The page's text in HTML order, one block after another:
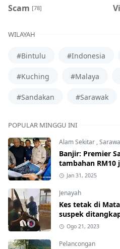
Scam [78]
WILAYAH
#Bintulu #Indonesia
#Kuching #Malaya
#Sandakan #Sarawak
POPULAR MINGGU INI
Alam Sekitar,
Banjir: Premier
tambahan RM10
Jan 31, 2025
Jenayah
Kes tetak di
suspek
Ogo 21, 2023
Pelancongan